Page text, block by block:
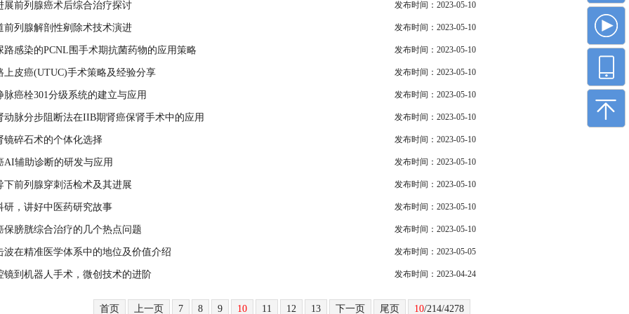
展前列腺癌术后综合治疗探讨 发布时间：2023-05-10
前列腺解剖性剜除术技术演进 发布时间：2023-05-10
路感染的PCNL围手术期抗菌药物的应用策略 发布时间：2023-05-10
上皮癌(UTUC)手术策略及经验分享 发布时间：2023-05-10
脉癌栓301分级系统的建立与应用 发布时间：2023-05-10
动脉分步阻断法在IIB期肾癌保肾手术中的应用 发布时间：2023-05-10
镜碎石术的个体化选择 发布时间：2023-05-10
AI辅助诊断的研发与应用 发布时间：2023-05-10
下前列腺穿刺活检术及其进展 发布时间：2023-05-10
研，讲好中医药研究故事 发布时间：2023-05-10
保膀胱综合治疗的几个热点问题 发布时间：2023-05-10
波在精准医学体系中的地位及价值介绍 发布时间：2023-05-05
镜到机器人手术，微创技术的进阶 发布时间：2023-04-24
首页 上一页 7 8 9 10 11 12 13 下一页 尾页 10/214/4278